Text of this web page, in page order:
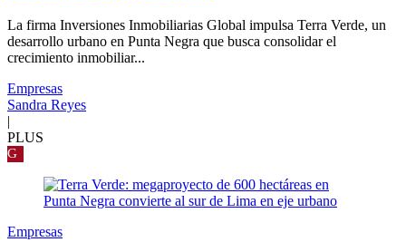
La firma Inversiones Inmobiliarias Global impulsa Terra Verde, un
desarrollo urbano en Punta Negra que busca consolidar el
crecimiento inmobiliar...
Empresas
Sandra Reyes
|
PLUS
G
Empresas